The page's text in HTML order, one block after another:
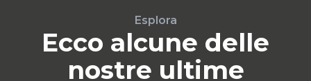
Esplora
Ecco alcune delle
nostre ultime